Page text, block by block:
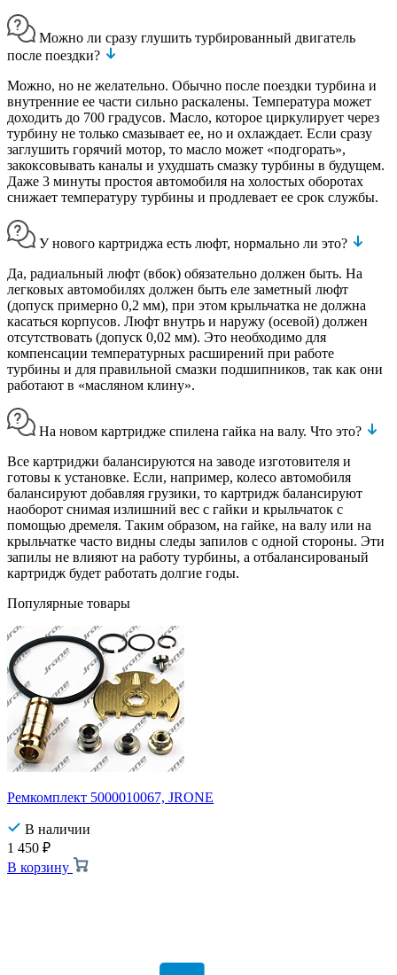
Можно ли сразу глушить турбированный двигатель
после поездки?
Можно, но не желательно. Обычно после поездки турбина и
внутренние ее части сильно раскалены. Температура может
доходить до 700 градусов. Масло, которое циркулирует через
турбину не только смазывает ее, но и охлаждает. Если сразу
заглушить горячий мотор, то масло может «подгорать»,
закоксовывать каналы и ухудшать смазку турбины в будущем.
Даже 3 минуты простоя автомобиля на холостых оборотах
снижает температуру турбины и продлевает ее срок службы.
У нового картриджа есть люфт, нормально ли это?
Да, радиальный люфт (вбок) обязательно должен быть. На
легковых автомобилях должен быть еле заметный люфт
(допуск примерно 0,2 мм), при этом крыльчатка не должна
касаться корпусов. Люфт внутрь и наружу (осевой) должен
отсутствовать (допуск 0,02 мм). Это необходимо для
компенсации температурных расширений при работе
турбины и для правильной смазки подшипников, так как они
работают в «масляном клину».
На новом картридже спилена гайка на валу. Что это?
Все картриджи балансируются на заводе изготовителя и
готовы к установке. Если, например, колесо автомобиля
балансируют добавляя грузики, то картридж балансируют
наоборот снимая излишний вес с гайки и крыльчаток с
помощью дремеля. Таким образом, на гайке, на валу или на
крыльчатке часто видны следы запилов с одной стороны. Эти
запилы не влияют на работу турбины, а отбалансированый
картридж будет работать долгие годы.
Популярные товары
Ремкомплект 5000010067, JRONE
В наличии
1 450 ₽
В корзину